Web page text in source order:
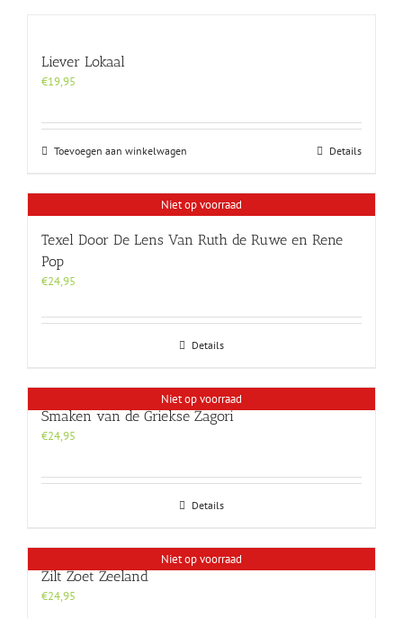
worden
op
Liever Lokaal
€19,95
Toevoegen aan winkelwagen Details
Niet op voorraad
Texel Door De Lens Van Ruth de Ruwe en Rene
Pop
€24,95
Details
Niet op voorraad
Smaken van de Griekse Zagori
€24,95
Details
Niet op voorraad
Zilt Zoet Zeeland
€24,95